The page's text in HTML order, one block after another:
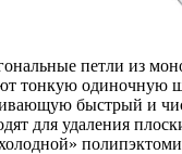
петли из
тонкую одиночную
быстрый и
для удаления